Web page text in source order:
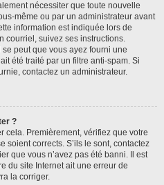
nécessiter que toute nouvelle
même ou par un administrateur avant
information est indiquée lors de
courriel, suivez ses instructions.
peut que vous ayez fourni une
été traité par un filtre anti-spam. Si
contactez un administrateur.
?
cela. Premièrement, vérifiez que votre
soient corrects. S’ils le sont, contactez
que vous n’avez pas été banni. Il est
du site Internet ait une erreur de
la corriger.